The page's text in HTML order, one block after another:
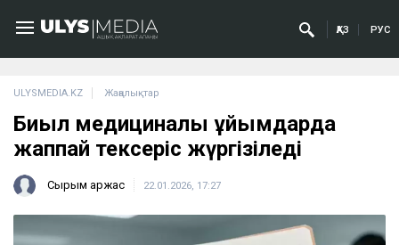
ҚАЗ РУС
ULYSMEDIA.KZ Жаңалықтар
Биыл медициналық ұйымдарда
жаппай тексеріс жүргізіледі
Сырым Қаржас 22.01.2026, 17:27